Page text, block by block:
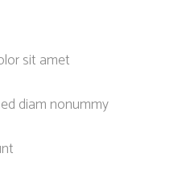
sit amet
diam nonummy